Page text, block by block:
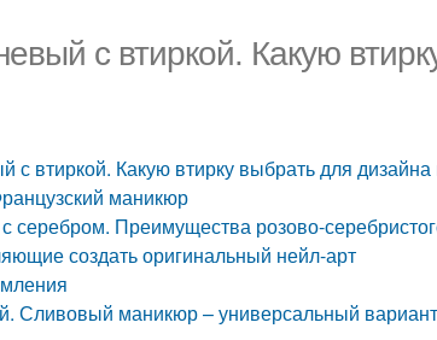
с втиркой. Какую
втиркой. Какую втирку выбрать для дизайна
маникюр
серебром. Преимущества розово-
создать оригинальный нейл-арт
Сливовый маникюр – универсальный